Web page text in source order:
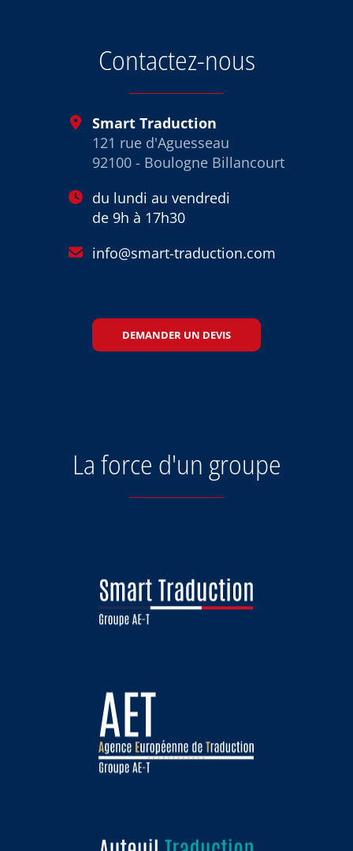
Contactez-nous
Smart Traduction
121 rue d'Aguesseau
92100 - Boulogne Billancourt
du lundi au vendredi
de 9h à 17h30
info@smart-traduction.com
DEMANDER UN DEVIS
La force d'un groupe